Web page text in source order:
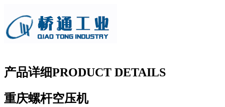
产品详细PRODUCT DETAILS
重庆螺杆空压机